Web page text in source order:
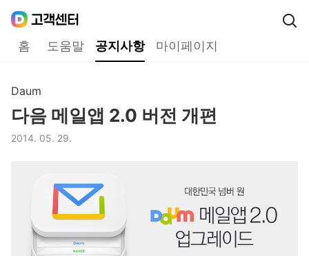
홈 도움말 공지사항 마이페이지
Daum
다음 메일앱 2.0 버전 개편
2014. 05. 29.